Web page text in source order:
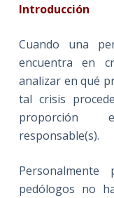
Introducción
Cuando una
encuentra en
analizar en qué
tal crisis
proporción
responsable(s).
pedólogos no